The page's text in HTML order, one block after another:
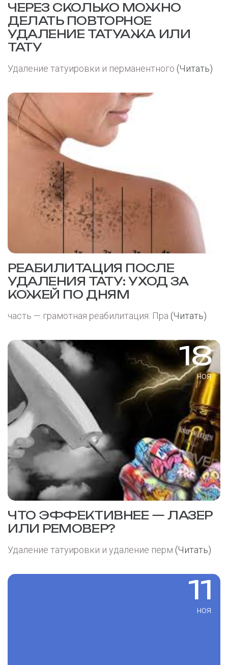
ЧЕРЕЗ СКОЛЬКО МОЖНО
ДЕЛАТЬ ПОВТОРНОЕ
УДАЛЕНИЕ ТАТУАЖА ИЛИ
ТАТУ
Удаление татуировки и перманентного (Читать)
РЕАБИЛИТАЦИЯ ПОСЛЕ
УДАЛЕНИЯ ТАТУ: УХОД ЗА
КОЖЕЙ ПО ДНЯМ
часть — грамотная реабилитация. Пра (Читать)
18
ноя.
ЧТО ЭФФЕКТИВНЕЕ — ЛАЗЕР
ИЛИ РЕМОВЕР?
Удаление татуировки и удаление перм (Читать)
11
ноя.